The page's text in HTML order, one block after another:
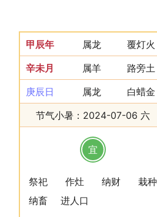
甲辰年 属龙
覆灯火
辛未月
属羊
路旁土
庚辰日
属龙
白蜡金
节气小暑：2024-07-06 六
宜
祭祀 作灶 纳财
栽种
纳畜
进人口